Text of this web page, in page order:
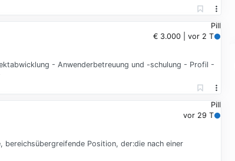
Pill
€ 3.000 | vor 2 T
- Anwenderbetreuung und -schulung - Profil -
Pill
vor 29 T
Position, der:die nach einer